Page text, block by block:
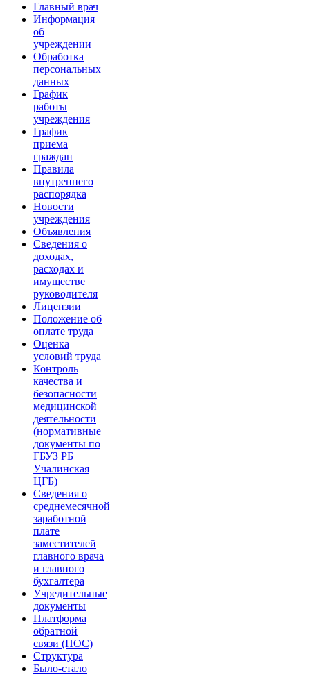
Главный врач
Информация
об
учреждении
Обработка
персональных
данных
График
работы
учреждения
График
приема
граждан
Правила
внутреннего
распорядка
Новости
учреждения
Объявления
Сведения о
доходах,
расходах и
имуществе
руководителя
Лицензии
Положение об
оплате труда
Оценка
условий труда
Контроль
качества и
безопасности
медицинской
деятельности
(нормативные
документы по
ГБУЗ РБ
Учалинская
ЦГБ)
Сведения о
среднемесячной
заработной
плате
заместителей
главного врача
и главного
бухгалтера
Учредительные
документы
Платформа
обратной
связи (ПОС)
Структура
Было-стало